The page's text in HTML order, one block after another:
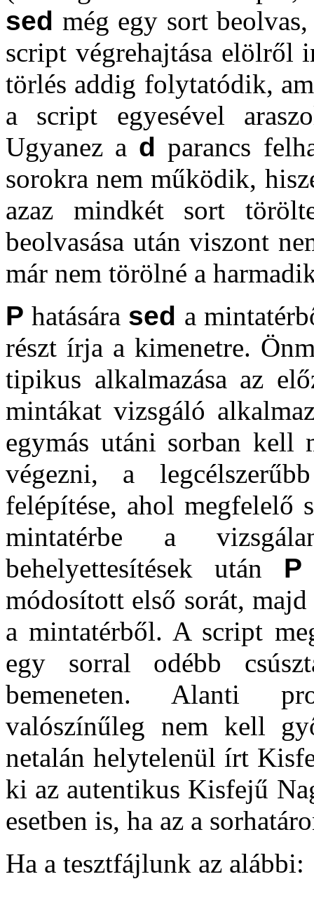
sed még egy sort
script végrehajtása elölről
törlés addig folytatódik,
a script egyesével
Ugyanez a d parancs
sorokra nem működik,
azaz mindkét sort
beolvasása után viszont
már nem törölné a
P hatására sed a
részt írja a kimenetre.
tipikus alkalmazása az
mintákat vizsgáló
egymás utáni sorban kell
végezni, a
felépítése, ahol megfelelő
mintatérbe a
behelyettesítések után P
módosított első sorát,
a mintatérből. A script
egy sorral odébb
bemeneten. Alanti
valószínűleg nem kell
netalán helytelenül írt
ki az autentikus Kisfejű
esetben is, ha az a
Ha a tesztfájlunk az alábbi: